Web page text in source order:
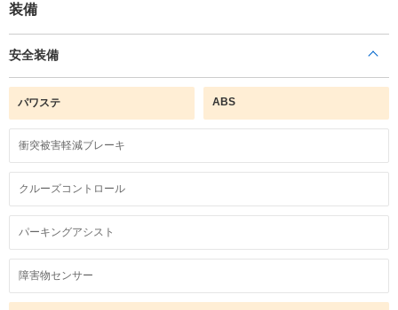
装備
安全装備
パワステ ABS
衝突被害軽減ブレーキ
クルーズコントロール
パーキングアシスト
障害物センサー